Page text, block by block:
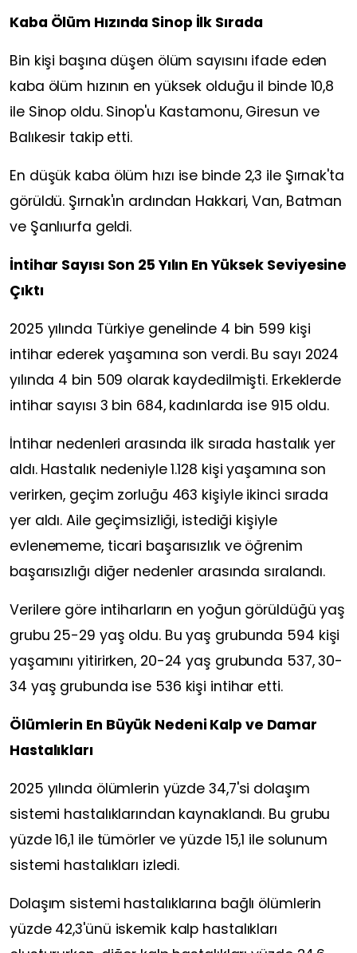
Kaba Ölüm Hızında Sinop İlk Sırada
Bin kişi başına düşen ölüm sayısını ifade eden
kaba ölüm hızının en yüksek olduğu il binde 10,8
ile Sinop oldu. Sinop'u Kastamonu, Giresun ve
Balıkesir takip etti.
En düşük kaba ölüm hızı ise binde 2,3 ile Şırnak'ta
görüldü. Şırnak'ın ardından Hakkari, Van, Batman
ve Şanlıurfa geldi.
İntihar Sayısı Son 25 Yılın En Yüksek Seviyesine
Çıktı
2025 yılında Türkiye genelinde 4 bin 599 kişi
intihar ederek yaşamına son verdi. Bu sayı 2024
yılında 4 bin 509 olarak kaydedilmişti. Erkeklerde
intihar sayısı 3 bin 684, kadınlarda ise 915 oldu.
İntihar nedenleri arasında ilk sırada hastalık yer
aldı. Hastalık nedeniyle 1.128 kişi yaşamına son
verirken, geçim zorluğu 463 kişiyle ikinci sırada
yer aldı. Aile geçimsizliği, istediği kişiyle
evlenememe, ticari başarısızlık ve öğrenim
başarısızlığı diğer nedenler arasında sıralandı.
Verilere göre intiharların en yoğun görüldüğü yaş
grubu 25-29 yaş oldu. Bu yaş grubunda 594 kişi
yaşamını yitirirken, 20-24 yaş grubunda 537, 30-
34 yaş grubunda ise 536 kişi intihar etti.
Ölümlerin En Büyük Nedeni Kalp ve Damar
Hastalıkları
2025 yılında ölümlerin yüzde 34,7'si dolaşım
sistemi hastalıklarından kaynaklandı. Bu grubu
yüzde 16,1 ile tümörler ve yüzde 15,1 ile solunum
sistemi hastalıkları izledi.
Dolaşım sistemi hastalıklarına bağlı ölümlerin
yüzde 42,3'ünü iskemik kalp hastalıkları